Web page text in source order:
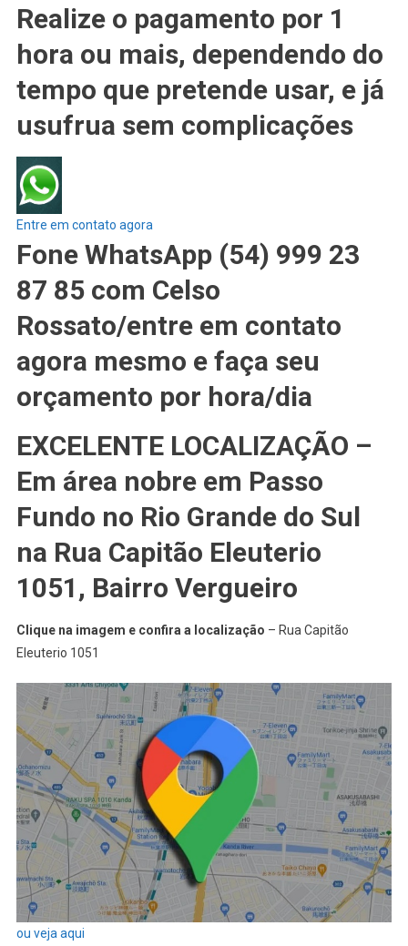
Realize o pagamento por 1
hora ou mais, dependendo do
tempo que pretende usar, e já
usufrua sem complicações
Entre em contato agora
Fone WhatsApp (54) 999 23
87 85 com Celso
Rossato/entre em contato
agora mesmo e faça seu
orçamento por hora/dia
EXCELENTE LOCALIZAÇÃO –
Em área nobre em Passo
Fundo no Rio Grande do Sul
na Rua Capitão Eleuterio
1051, Bairro Vergueiro
Clique na imagem e confira a localização – Rua Capitão
Eleuterio 1051
ou veja aqui